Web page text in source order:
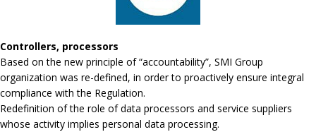
Controllers, processors
Based on the new principle of “accountability”, SMI Group
organization was re-defined, in order to proactively ensure integral
compliance with the Regulation.
Redefinition of the role of data processors and service suppliers
whose activity implies personal data processing.